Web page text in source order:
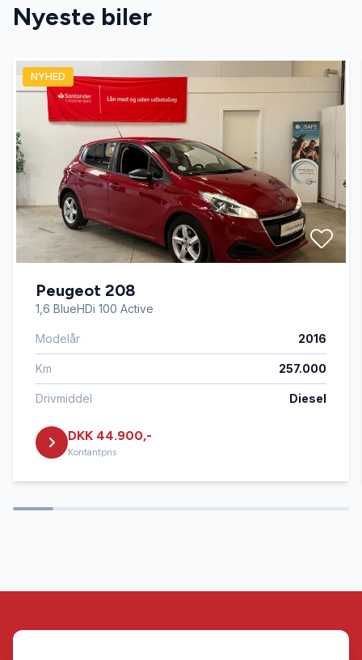
Automatisk lys
AUX tilslutning
Centrallås
Dual zone klimaanlæg
El-klapbare sidespejle
El-ruder
El-ruder x4
El-soltag
Nyeste biler
NYHED
Peugeot 208
1,6 BlueHDi 100 Active
Modelår 2016
Km 257.000
Drivmiddel Diesel
DKK 44.900,-
Kontantpris